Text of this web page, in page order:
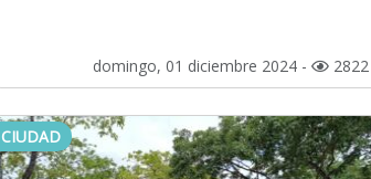
domingo, 01 diciembre 2024 - 2822
CIUDAD